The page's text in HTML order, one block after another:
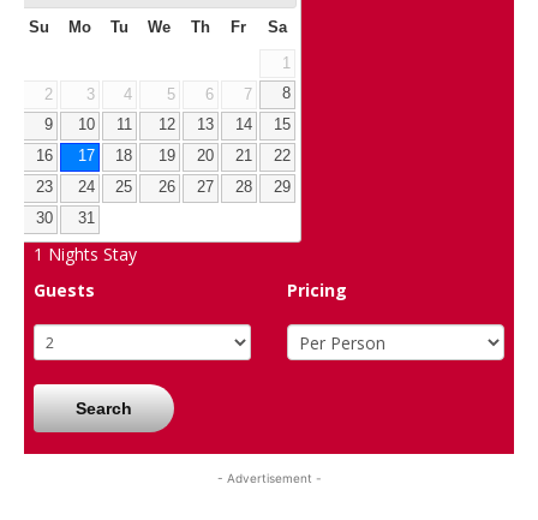
Su Mo Tu We Th Fr Sa
1
2
3 4 5 6 7
8
9
10 11 12 13 14
15
16
17 18 19 20 21
22
23
24 25 26 27 28
29
30
31
1 Nights Stay
Guests
Pricing
Search
- Advertisement -